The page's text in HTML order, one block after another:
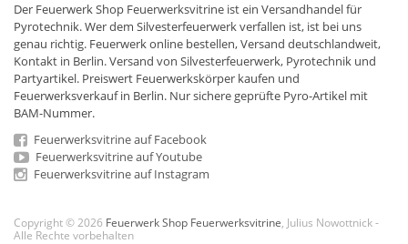
Der Feuerwerk Shop Feuerwerksvitrine ist ein Versandhandelfür
Pyrotechnik. Wer dem Silvesterfeuerwerk verfallen ist, ist bei uns
genau richtig. Feuerwerk online bestellen,Versand deutschlandweit,
Kontakt in Berlin. Versand von Silvesterfeuerwerk, Pyrotechnik und
Partyartikel. Preiswert Feuerwerkskörper kaufen und
Feuerwerksverkauf in Berlin. Nur sichere geprüfte Pyro-Artikel mit
BAM-Nummer.
Feuerwerksvitrine auf Facebook
Feuerwerksvitrine auf Youtube
Feuerwerksvitrine auf Instagram
Copyright © 2026 Feuerwerk Shop Feuerwerksvitrine , Julius Nowottnick -
Alle Rechte vorbehalten